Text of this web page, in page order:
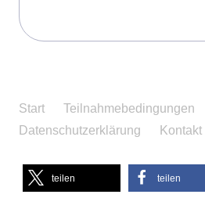
Start Teilnahmebedingungen
Datenschutzerklärung
Kontakt
teilen teilen